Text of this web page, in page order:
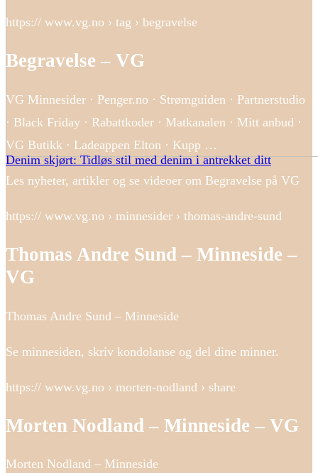
Denim skjørt: Tidløs stil med denim i antrekket ditt
https:// www.vg.no › tag › begravelse
Begravelse – VG
VG Minnesider · Penger.no · Strømguiden · Partnerstudio
· Black Friday · Rabattkoder · Matkanalen · Mitt anbud ·
VG Butikk · Ladeappen Elton · Kupp …
Les nyheter, artikler og se videoer om Begravelse på VG
https:// www.vg.no › minnesider › thomas-andre-sund
Thomas Andre Sund – Minneside –
VG
Thomas Andre Sund – Minneside
Se minnesiden, skriv kondolanse og del dine minner.
https:// www.vg.no › morten-nodland › share
Morten Nodland – Minneside – VG
Morten Nodland – Minneside